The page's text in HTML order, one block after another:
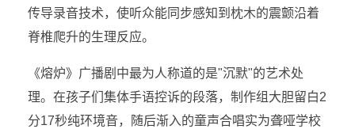
传导录音技术，使听众能同步感知到枕木的震颤沿着
脊椎爬升的生理反应。
《熔炉》广播剧中最为人称道的是"沉默"的艺术处
理。在孩子们集体手语控诉的段落，制作组大胆留白2
分17秒纯环境音，随后渐入的童声合唱实为聋哑学校